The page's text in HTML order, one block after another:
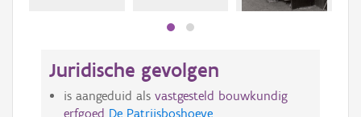
Juridische gevolgen
is aangeduid als vastgesteld bouwkundig
erfgoed De Patrijsboshoeve